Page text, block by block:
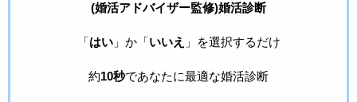
(婚活アドバイザー監修)婚活診断
「はい」か「いいえ 」を選択するだけ
約10秒であなたに最適な婚活診断